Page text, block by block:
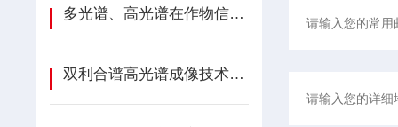
多光谱、高光谱在作物信息诊断上的应用研究
双利合谱高光谱成像技术在生物医学上的应用介绍